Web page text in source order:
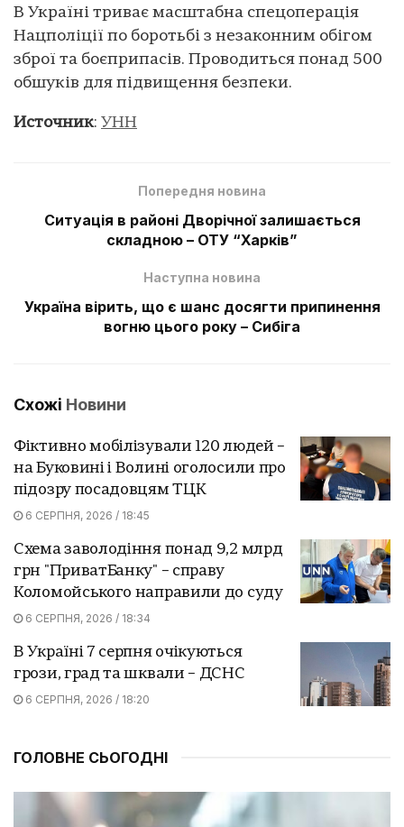
В Україні триває масштабна спецоперація
Нацполіції по боротьбі з незаконним обігом
зброї та боєприпасів. Проводиться понад 500
обшуків для підвищення безпеки.
Источник: УНН
Попередня новина
Ситуація в районі Дворічної залишається
складною – ОТУ “Харків”
Наступна новина
Україна вірить, що є шанс досягти припинення
вогню цього року – Сибіга
Схожі Новини
Фіктивно мобілізували 120 людей –
на Буковині і Волині оголосили про
підозру посадовцям ТЦК
6 СЕРПНЯ, 2026 / 18:45
Схема заволодіння понад 9,2 млрд
грн "ПриватБанку" – справу
Коломойського направили до суду
6 СЕРПНЯ, 2026 / 18:34
В Україні 7 серпня очікуються
грози, град та шквали – ДСНС
6 СЕРПНЯ, 2026 / 18:20
ГОЛОВНЕ СЬОГОДНІ